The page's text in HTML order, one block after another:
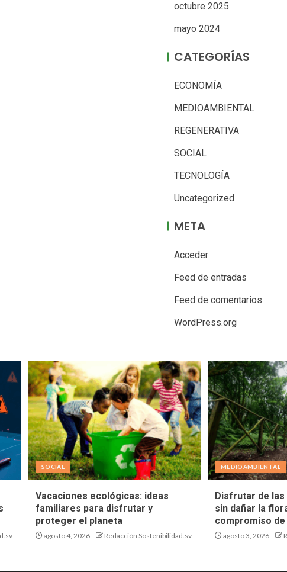
octubre 2025
mayo 2024
CATEGORÍAS
ECONOMÍA
MEDIOAMBIENTAL
REGENERATIVA
SOCIAL
TECNOLOGÍA
Uncategorized
META
Acceder
Feed de entradas
Feed de comentarios
WordPress.org
SOCIAL
Vacaciones ecológicas: ideas
familiares para disfrutar y
proteger el planeta
agosto 4, 2026 Redacción Sostenibilidad.sv
MEDIOAMBIENTAL
Disfrutar de
sin dañar la
compromiso
agosto 3, 2026